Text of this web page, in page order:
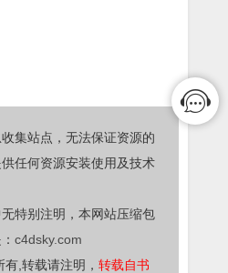
集站点，无法保证资源的
任何资源安装使用及技术
特别注明，本网站压缩包
c4dsky.com
,转载请注明， 转载自书